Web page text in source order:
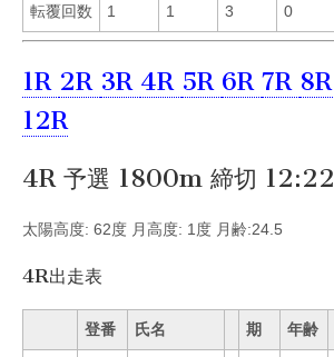
転覆回数 1 1 3 0
1R 2R 3R 4R 5R 6R 7R 8R
12R
4R 予選 1800m 締切 12:22
太陽高度: 62度 月高度: 1度 月齢:24.5
4R出走表
登番 氏名 期 年齢